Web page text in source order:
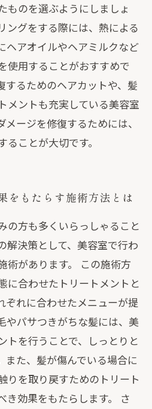
ものを選ぶようにしましょ
ングをする際には、熱による
ヘアオイルやヘアミルクなど
使用することがおすすめで
するためのヘアカットや、髪
メントも充実している美容室
ージを修復するためには、
ことが大切です。
をもたらす施術方法とは
の方も多くいらっしゃること
解決策として、美容室で行わ
術があります。 この施術方
に合わせたトリートメントと
ぞれに合わせたメニューが提
やパサつきがちな髪には、美
トを行うことで、しっとりと
また、髪が傷んでいる場合に
りを取り戻すためのトリート
き効果をもたらします。 さ